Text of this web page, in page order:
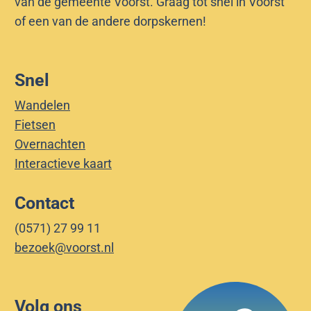
of een van de andere dorpskernen!
Snel
Wandelen
Fietsen
Overnachten
Interactieve kaart
Contact
(0571) 27 99 11
bezoek@voorst.nl
Volg ons